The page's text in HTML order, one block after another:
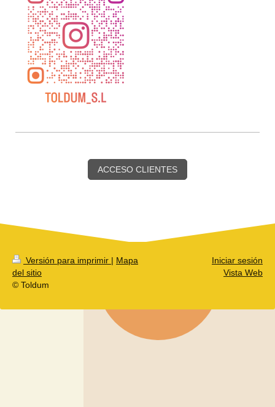
ACCESO CLIENTES
Versión para imprimir | Mapa
del sitio
© Toldum
Iniciar sesión
Vista Web